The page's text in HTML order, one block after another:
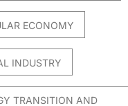
ECONOMY
INDUSTRY
TRANSITION AND